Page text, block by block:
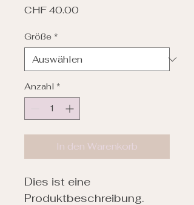
CHF 40.00
Größe *
Anzahl *
In den Warenkorb
Dies ist eine
Produktbeschreibung.